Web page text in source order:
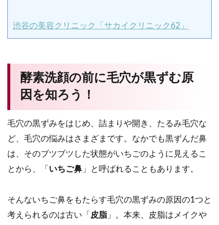
渋谷の美容クリニック「サカイクリニック62」
酵素洗顔の前に毛穴が黒ずむ原
因を知ろう！
毛穴の黒ずみをはじめ、詰まりや開き、たるみ毛穴な
ど、毛穴の悩みはさまざまです。なかでも黒ずんだ鼻
は、そのブツブツした状態がいちごのように見えるこ
とから、「 いちご鼻 」と呼ばれることもあります。
そんないちご鼻をもたらす毛穴の黒ずみの原因の1つと
考えられるのは古い「 皮脂 」。本来、皮脂はメイクや